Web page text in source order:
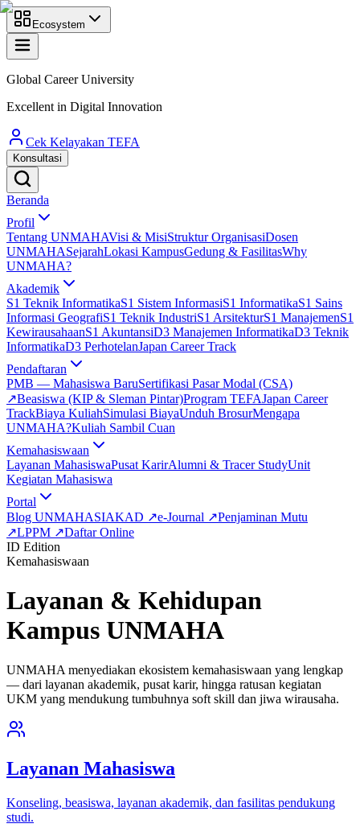
Ecosystem
Global Career University
Excellent in Digital Innovation
Cek Kelayakan TEFA
Konsultasi
Beranda
Profil
Tentang UNMAHAVisi & MisiStruktur OrganisasiDosen
UNMAHASejarahLokasi KampusGedung & FasilitasWhy
UNMAHA?
Akademik
S1 Teknik InformatikaS1 Sistem InformasiS1 InformatikaS1 Sains
Informasi GeografiS1 Teknik IndustriS1 ArsitekturS1 ManajemenS1
KewirausahaanS1 AkuntansiD3 Manajemen InformatikaD3 Teknik
InformatikaD3 PerhotelanJapan Career Track
Pendaftaran
PMB — Mahasiswa BaruSertifikasi Pasar Modal (CSA)
↗Beasiswa (KIP & Sleman Pintar)Program TEFAJapan Career
TrackBiaya KuliahSimulasi BiayaUnduh BrosurMengapa
UNMAHA?Kuliah Sambil Cuan
Kemahasiswaan
Layanan MahasiswaPusat KarirAlumni & Tracer StudyUnit
Kegiatan Mahasiswa
Portal
Blog UNMAHASIAKAD ↗e-Journal ↗Penjaminan Mutu
↗LPPM ↗Daftar Online
ID Edition
Kemahasiswaan
Layanan & Kehidupan
Kampus UNMAHA
UNMAHA menyediakan ekosistem kemahasiswaan yang lengkap
— dari layanan akademik, pusat karir, hingga ratusan kegiatan
UKM yang mendukung tumbuhnya soft skill dan jiwa wirausaha.
Layanan Mahasiswa
Konseling, beasiswa, layanan akademik, dan fasilitas pendukung
studi.